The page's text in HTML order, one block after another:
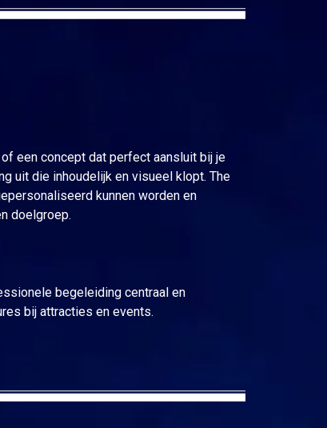
een concept dat perfect aansluit bij je
uit die inhoudelijk en visueel klopt. The
kunnen worden en
doelgroep.
begeleiding centraal en
bij attracties en events.